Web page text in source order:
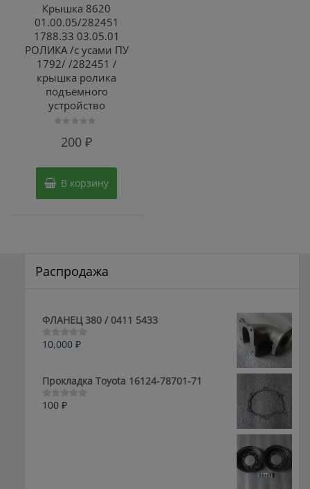
Крышка 8620
01.00.05/282451
1788.33 03.05.01
РОЛИКА /с усами ПУ
1792/ /282451 /
крышка ролика
подъемного
устройство
200₽
В корзину
Распродажа
ФЛАНЕЦ 380 / 0411 5433
Оценка
5
10,000 ₽
Прокладка Toyota 16124-78701-71
Оценка
100 ₽